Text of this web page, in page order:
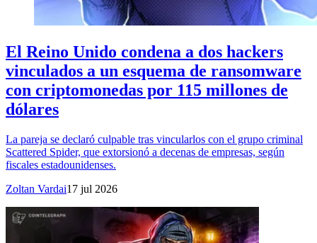
El Reino Unido condena a dos hackers
vinculados a un esquema de ransomware
con criptomonedas por 115 millones de
dólares
La pareja se declaró culpable tras vincularlos con el grupo criminal
Scattered Spider, que extorsionó a decenas de empresas, según
fiscales estadounidenses.
Zoltan Vardai17 jul 2026